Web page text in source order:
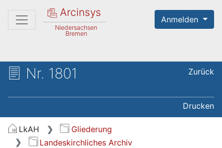
Arcinsys
Niedersachsen
Bremen
Anmelden
Nr. 1801 Zurück
Drucken
LkAH
Gliederung
Landeskirchliches Archiv